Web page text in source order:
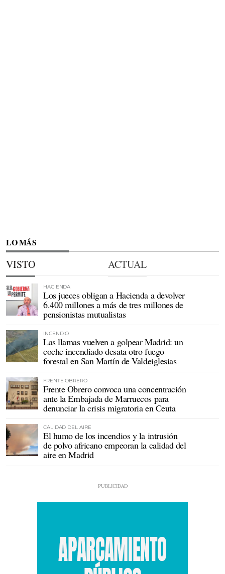
LO MÁS
VISTO ACTUAL
HACIENDA
Los jueces obligan a Hacienda a devolver
6.400 millones a más de tres millones de
pensionistas mutualistas
INCENDIO
Las llamas vuelven a golpear Madrid: un
coche incendiado desata otro fuego
forestal en San Martín de Valdeiglesias
FRENTE OBRERO
Frente Obrero convoca una concentración
ante la Embajada de Marruecos para
denunciar la crisis migratoria en Ceuta
CALIDAD DEL AIRE
El humo de los incendios y la intrusión
de polvo africano empeoran la calidad del
aire en Madrid